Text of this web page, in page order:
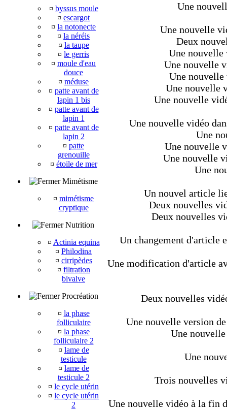
¤ byssus moule
¤ escargot
¤ la notonecte
¤ la néréis
¤ la taupe
¤ le gerris
¤ moule d'eau
douce
¤ méduse
¤ patte avant de
lapin 1 bis
¤ patte avant de
lapin 1
¤ patte avant de
lapin 2
¤ patte
grenouille
¤ étoile de mer
Mimétisme
¤ mimétisme
cryptique
Nutrition
¤ Actinia equina
¤ Philodina
¤ cirripèdes
¤ filtration
bivalve
Procréation
¤ la phase
folliculaire
¤ la phase
folliculaire 2
¤ lame de
testicule
¤ lame de
testicule 2
¤ le cycle utérin
¤ le cycle utérin
2
Une
Une nouvelle
Deux
Une nouvelle
Une nouvelle
Une nouvelle
Une nouvelle
Une nouvelle
Une nouvelle vidéo
Une
Une nouvelle
Une nouvelle
Une
Un nouvel article
Deux nouvelles
Deux nouvelles
Un changement d'article
Une modification d'article
Deux nouvelles
Une nouvelle version
Une
Une
Trois nouvelles
Une nouvelle vidéo à la fin